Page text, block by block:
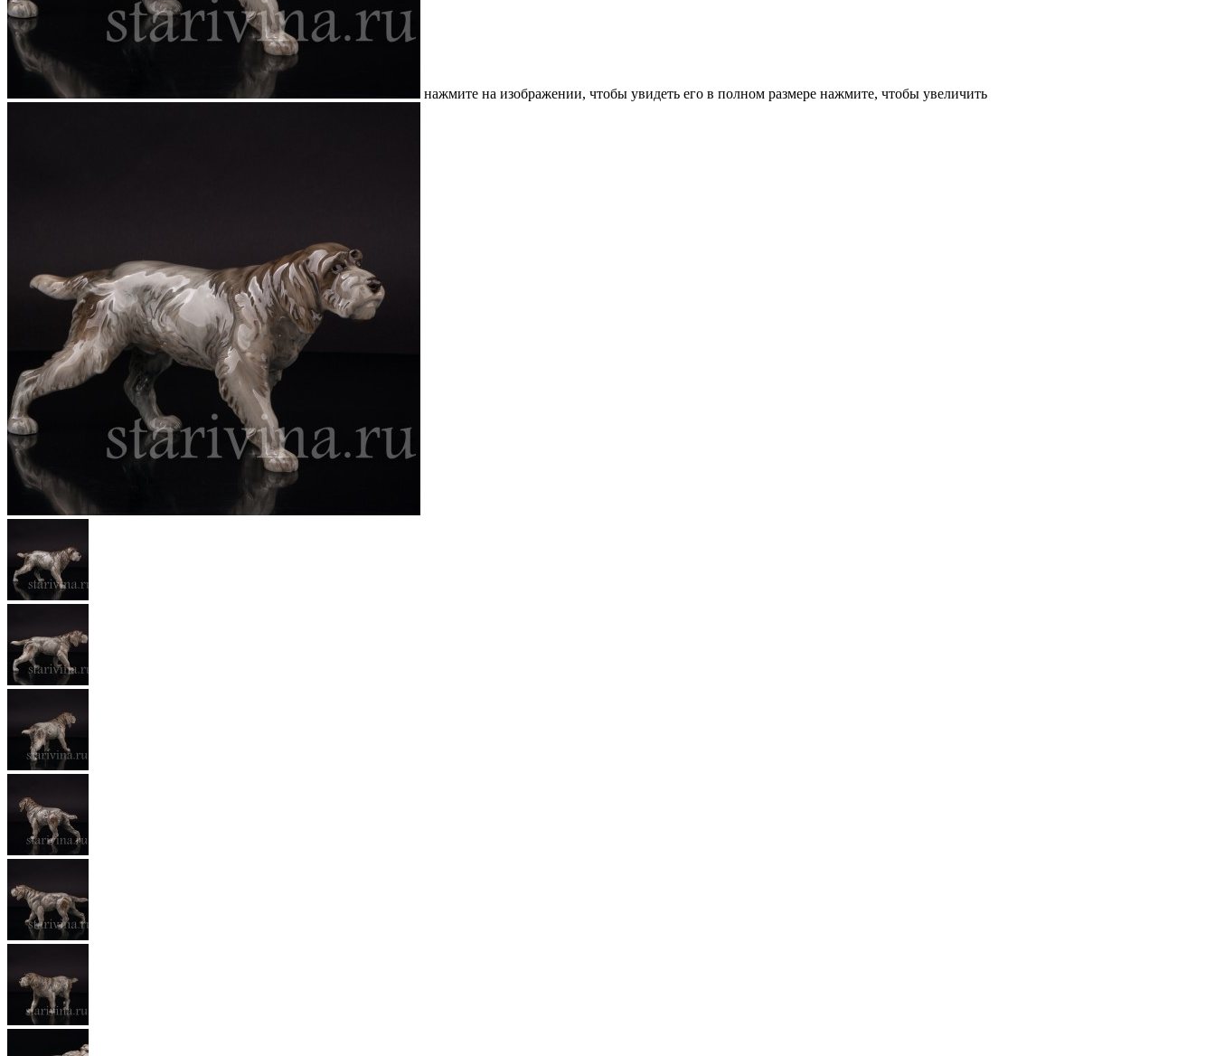
нажмите на изображении, чтобы увидеть его в полном размере нажмите, чтобы увеличить